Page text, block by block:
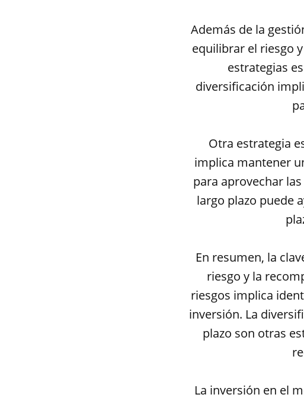
Además de la
equilibrar el riesgo
estrategias
diversificación
Otra estrategia
implica mantener
para aprovechar
largo plazo puede
En resumen, la
riesgo y la
riesgos implica
inversión. La
plazo son otras
La inversión en el